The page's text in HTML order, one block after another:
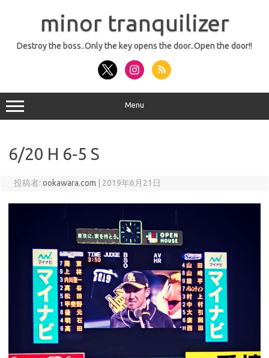
minor tranquilizer
Destroy the boss..Only the key opens the door..Open the door!!
Menu
6/20 H 6-5 S
投稿者: ookawara.com 2019年6月21日